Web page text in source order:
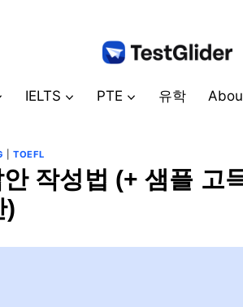
IELTS PTE 유학
|TOEFL
작성법 (+ 샘플 고
)